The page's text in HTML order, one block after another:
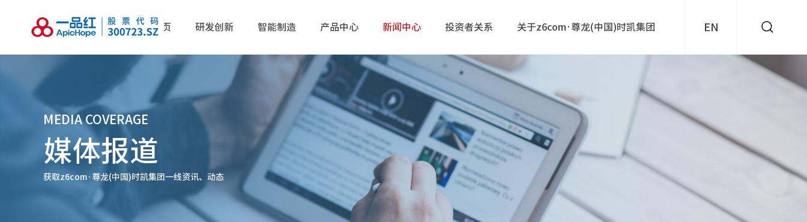
EN
首页 研发创新 智能制造 产品中心 新闻中心 投资者关系 关于z6com·尊龙(中国)时凯集团
MEDIA COVERAGE
媒体报道
获取z6com·尊龙(中国)时凯集团一线资讯、动态